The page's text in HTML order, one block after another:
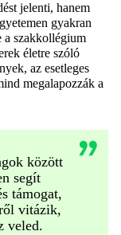
jelenti, hanem
gyakran
a szakkollégium
életre szóló
az esetleges
megalapozzák a
között
segít
támogat,
vitázik,
veled.